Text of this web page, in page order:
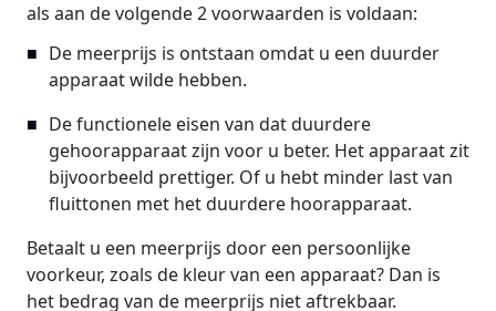
als aan de volgende 2 voorwaarden is voldaan:
De meerprijs is ontstaan omdat u een duurder
apparaat wilde hebben.
De functionele eisen van dat duurdere
gehoorapparaat zijn voor u beter. Het apparaat zit
bijvoorbeeld prettiger. Of u hebt minder last van
fluittonen met het duurdere hoorapparaat.
Betaalt u een meerprijs door een persoonlijke
voorkeur, zoals de kleur van een apparaat? Dan is
het bedrag van de meerprijs niet aftrekbaar.